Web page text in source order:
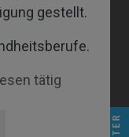
gestellt.
tätig